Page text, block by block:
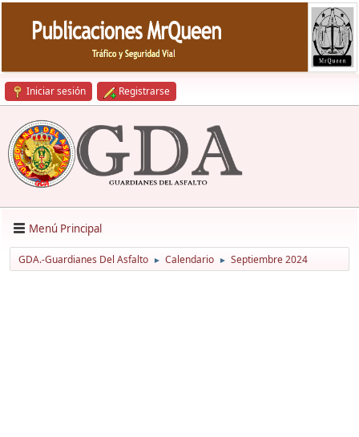
Iniciar sesión Registrarse
Menú Principal
GDA.-Guardianes Del Asfalto ► Calendario ► Septiembre 2024